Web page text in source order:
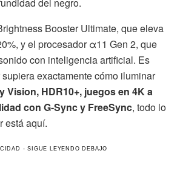
del negro.
Booster Ultimate, que eleva
y el procesador α11 Gen 2, que
con inteligencia artificial. Es
exactamente cómo iluminar
Vision, HDR10+, juegos en 4K a
con G-Sync y FreeSync, todo lo
está aquí.